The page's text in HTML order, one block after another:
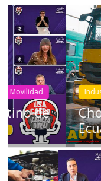
Industria
Choferes
Ecuador en